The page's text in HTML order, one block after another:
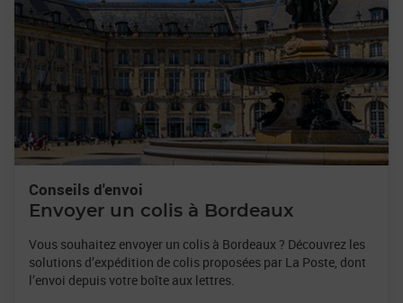
Conseils d'envoi
Envoyer un colis à Bordeaux
Vous souhaitez envoyer un colis à Bordeaux ? Découvrez les
solutions d’expédition de colis proposées par La Poste, dont
l’envoi depuis votre boîte aux lettres.